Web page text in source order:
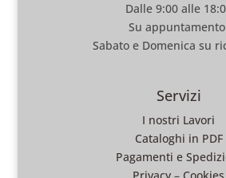
Dalle 9:00 alle
Su
Sabato e Domenica su
Servizi
I nostri Lavori
Cataloghi in PDF
Pagamenti e